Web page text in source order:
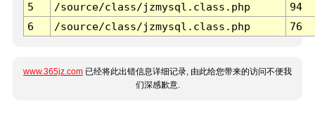
5
/source/class/jzmysql.class.php
94
6
/source/class/jzmysql.class.php 76
www.365jz.com 已经将此出错信息详细记录, 由此给您带来的访问不便我
们深感歉意.